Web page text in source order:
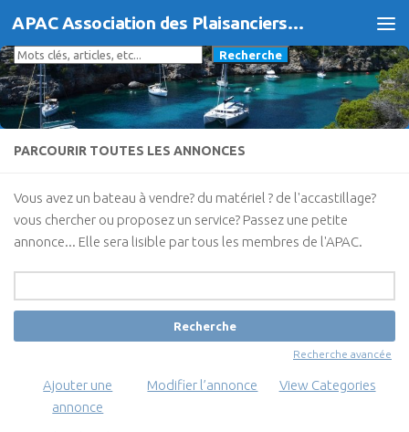
Skip to content APAC Association des Plaisanciers d'Agde et du Cap
Rechercher
Recherche
PARCOURIR TOUTES LES ANNONCES
Vous avez un bateau à vendre? du matériel ? de l'accastillage?
vous chercher ou proposez un service? Passez une petite
annonce... Elle sera lisible par tous les membres de l'APAC.
Recherche avancée
Ajouter une
annonce
Modifier l’annonce View Categories